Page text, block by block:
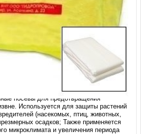
60 белый, размер 4,2м х
целого комплекса проблем -укрывать
посевы для предотвращения
Используется для защиты растений
(насекомых, птиц, животных,
осадков; Также применяется
микроклимата и увеличения периода